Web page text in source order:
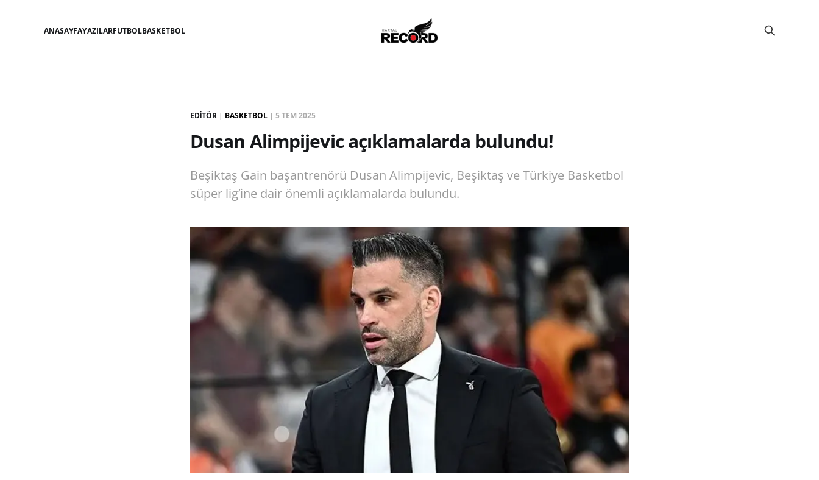
ANASAYFAYAZILARFUTBOLBASKETBOL
EDITÖR | BASKETBOL | 5 TEM 2025
Dusan Alimpijevic açıklamalarda bulundu!
Beşiktaş Gain başantrenörü Dusan Alimpijevic, Beşiktaş ve Türkiye Basketbol
süper lig’ine dair önemli açıklamalarda bulundu.